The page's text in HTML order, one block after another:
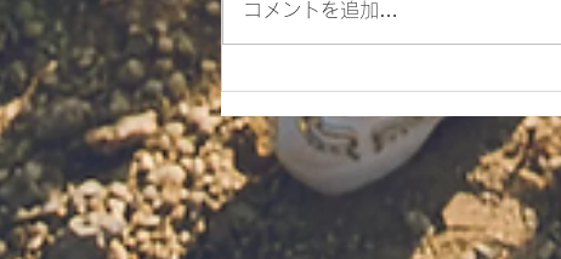
✨SM700 2022 カスタム車
✨
コメントを追加…